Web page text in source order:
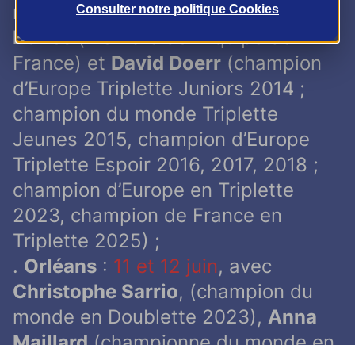
monde en Triplette 2004),Aurélie
Bories(membre de l'Equipe de
France) et David Doerr (champion
d’Europe Triplette Juniors 2014 ;
champion du monde Triplette
Jeunes 2015, champion d’Europe
Triplette Espoir 2016, 2017, 2018 ;
champion d’Europe en Triplette
2023, champion de France en
Triplette 2025) ;
. Orléans : 11 et 12 juin, avec
Christophe Sarrio, (champion du
monde en Doublette 2023), Anna
Consulter notre politique Cookies